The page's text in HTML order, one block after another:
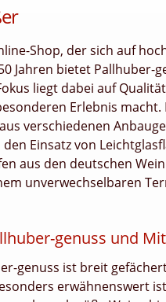
Shop, der sich auf
Jahren bietet Pallhuber-
liegt dabei auf
Erlebnis
verschiedenen
Einsatz von
aus den deutschen
unverwechselbaren
genuss und
genuss ist breit
erwähnenswert